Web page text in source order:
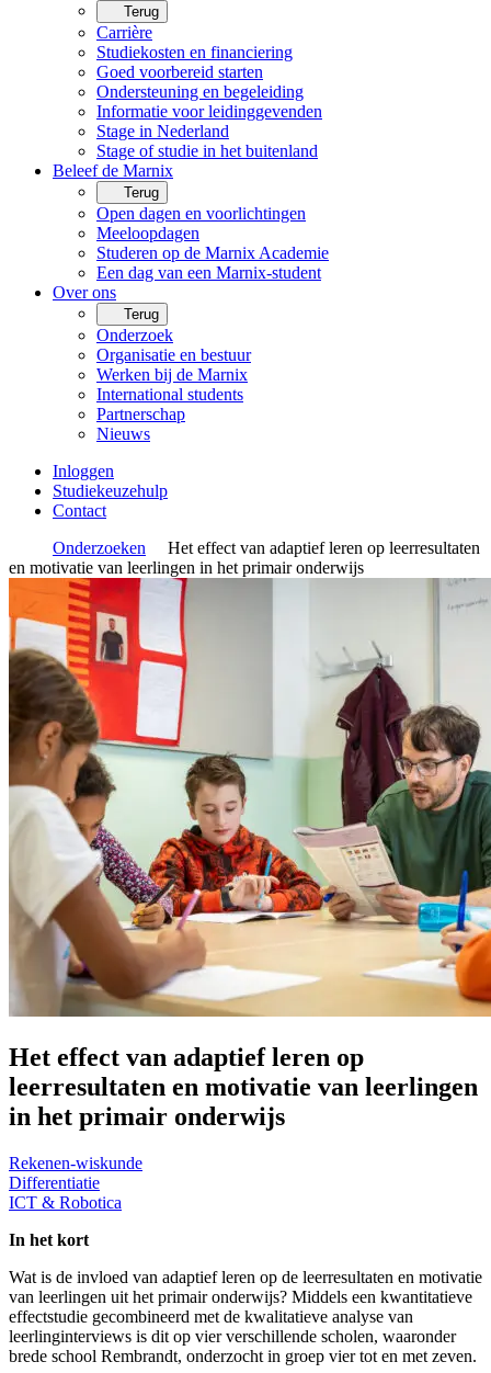
Terug
Carrière
Studiekosten en financiering
Goed voorbereid starten
Ondersteuning en begeleiding
Informatie voor leidinggevenden
Stage in Nederland
Stage of studie in het buitenland
Beleef de Marnix
Terug
Open dagen en voorlichtingen
Meeloopdagen
Studeren op de Marnix Academie
Een dag van een Marnix-student
Over ons
Terug
Onderzoek
Organisatie en bestuur
Werken bij de Marnix
International students
Partnerschap
Nieuws
Inloggen
Studiekeuzehulp
Contact
Onderzoeken
Het effect van adaptief leren op leerresultaten
en motivatie van leerlingen in het primair onderwijs
Het effect van adaptief leren op
leerresultaten en motivatie van leerlingen
in het primair onderwijs
Rekenen-wiskunde
Differentiatie
ICT & Robotica
In het kort
Wat is de invloed van adaptief leren op de leerresultaten en motivatie
van leerlingen uit het primair onderwijs? Middels een kwantitatieve
effectstudie gecombineerd met de kwalitatieve analyse van
leerlinginterviews is dit op vier verschillende scholen, waaronder
brede school Rembrandt, onderzocht in groep vier tot en met zeven.